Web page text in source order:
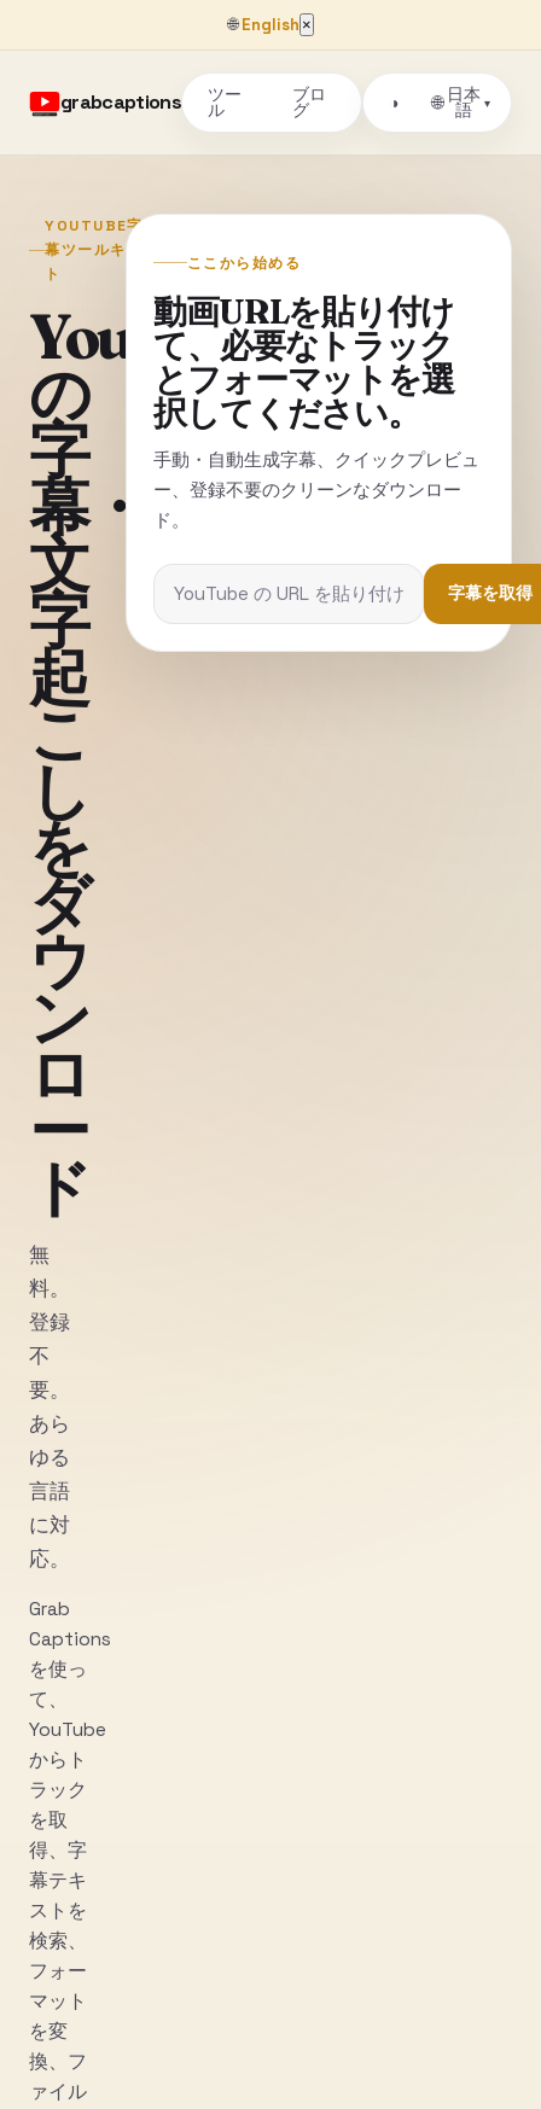
🌐English ×
grabcaptions ツー
ル
ブロ
グ ◑ 🌐 日本
語
▾
YOUTUBE字
幕ツールキッ
ト
YouTube
の
字
幕・
文
字
起
こ
し
を
ダ
ウ
ン
ロ
ー
ド
無
料。
登録
不
要。
あら
ゆる
言語
に対
応。
Grab
Captions
を使っ
て、
YouTube
からト
ラック
を取
得、字
幕テキ
ストを
検索、
フォー
マット
を変
換、フ
ァイル
ここから始める
動画URLを貼り付け
て、必要なトラック
とフォーマットを選
択してください。
手動・自動生成字幕、クイックプレビュ
ー、登録不要のクリーンなダウンロー
ド。
字幕を取得